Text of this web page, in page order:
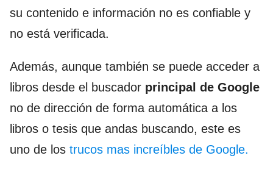
su contenido e información no es confiable y
no está verificada.
Además, aunque también se puede acceder a
libros desde el buscador principal de Google
no de dirección de forma automática a los
libros o tesis que andas buscando, este es
uno de los trucos mas increíbles de Google.